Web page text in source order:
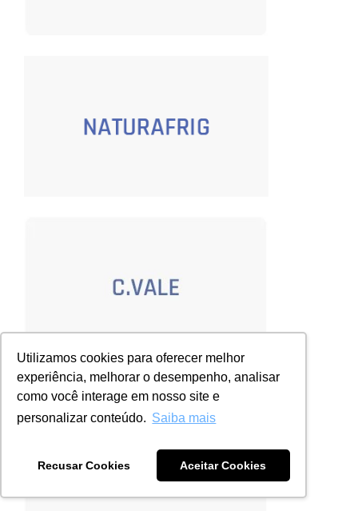
Utilizamos cookies para oferecer melhor
experiência, melhorar o desempenho, analisar
como você interage em nosso site e
personalizar conteúdo. Saiba mais
Recusar Cookies Aceitar Cookies